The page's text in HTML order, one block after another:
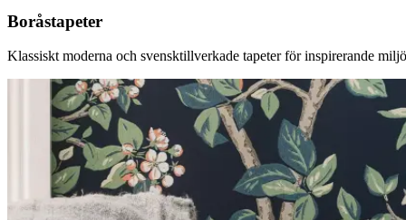
Boråstapeter
Klassiskt moderna och svensktillverkade tapeter för inspirerande